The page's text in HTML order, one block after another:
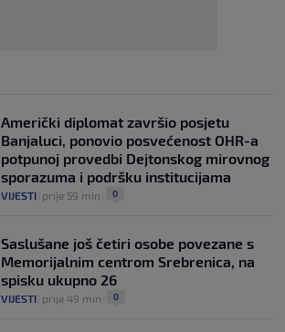
Američki diplomat završio posjetu
Banjaluci, ponovio posvećenost OHR-a
potpunoj provedbi Dejtonskog mirovnog
sporazuma i podršku institucijama
VIJESTI prije 59 min 0
Saslušane još četiri osobe povezane s
Memorijalnim centrom Srebrenica, na
spisku ukupno 26
VIJESTI prije 49 min 0